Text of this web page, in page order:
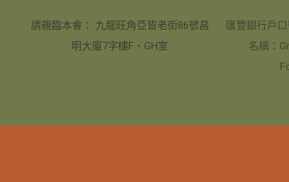
請親臨本會： 九龍旺角亞皆老街86號昌
明大廈7字樓F、GH室
匯豐銀行戶
名稱：